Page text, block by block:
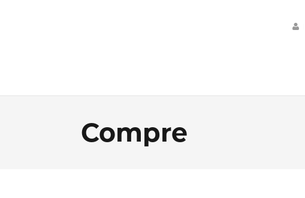
Compre